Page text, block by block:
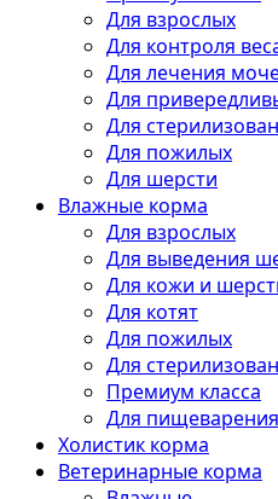
Для взрослых
Для контроля
Для лечения
Для
Для
Для пожилых
Для шерсти
Влажные корма
Для взрослых
Для выведения
Для кожи и
Для котят
Для пожилых
Для
Премиум класса
Для пищеварения
Холистик корма
Ветеринарные корма